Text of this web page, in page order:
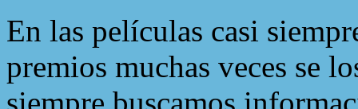
En las películas casi
premios muchas veces se
siempre buscamos